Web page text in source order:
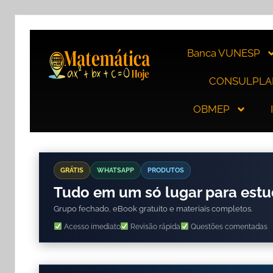
Banca VUNESP
OBMEP
GRÁTIS WHATSAPP PRODUTOS
Tudo em um só lugar para
Grupo fechado, eBook gratuito e materiais completos.
Acesso imediato Revisão rápida Questões comentadas